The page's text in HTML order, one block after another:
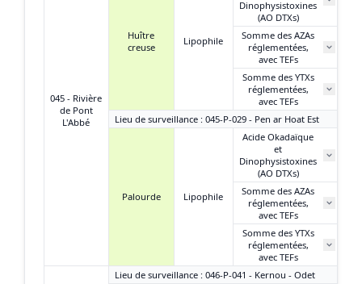
045 - Rivière
de Pont
L'Abbé
Huître
creuse
Lipophile
Dinophysistoxines
(AO DTXs)
Somme des AZAs
réglementées,
avec TEFs
Somme des YTXs
réglementées,
avec TEFs
Lieu de surveillance : 045-P-029 - Pen ar Hoat Est
Palourde Lipophile
Acide Okadaïque
et
Dinophysistoxines
(AO DTXs)
Somme des AZAs
réglementées,
avec TEFs
Somme des YTXs
réglementées,
avec TEFs
Lieu de surveillance : 046-P-041 - Kernou - Odet